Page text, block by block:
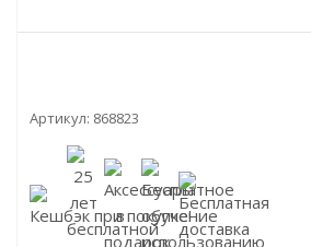
Артикул: 868823